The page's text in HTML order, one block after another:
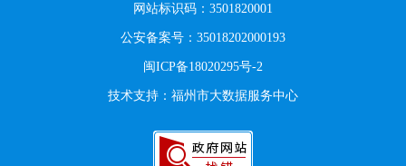
网站标识码：3501820001
公安备案号：35018202000193
闽ICP备18020295号-2
技术支持：福州市大数据服务中心